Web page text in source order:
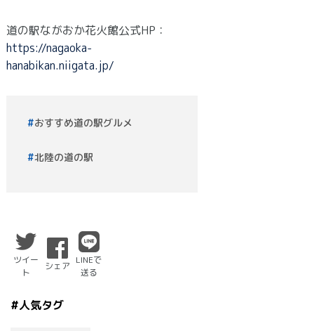
道の駅ながおか花火館公式HP：
https://nagaoka-
hanabikan.niigata.jp/
おすすめ道の駅グルメ
北陸の道の駅
ツイー
ト
シェア
LINEで
送る
#人気タグ